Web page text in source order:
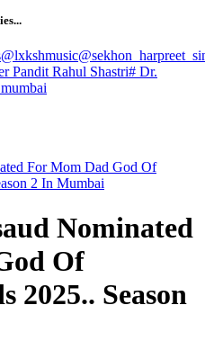
@lxkshmusic
Pandit Rahul Shastri# Dr.
For Mom Dad God Of
2 In Mumbai
Nominated
Of
2025.. Season